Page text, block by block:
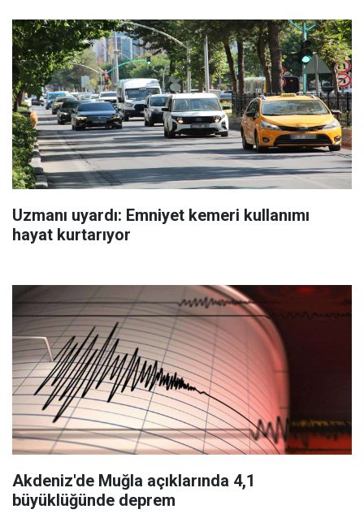
Uzmanı uyardı: Emniyet kemeri kullanımı
hayat kurtarıyor
Akdeniz'de Muğla açıklarında 4,1
büyüklüğünde deprem